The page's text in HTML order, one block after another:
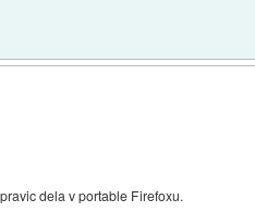
dela v portable Firefoxu.